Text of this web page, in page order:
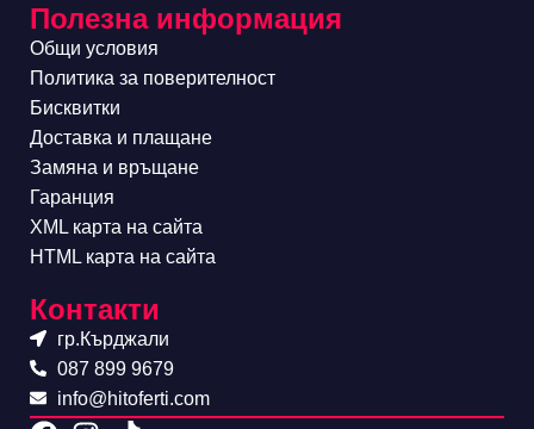
Полезна информация
Общи условия
Политика за поверителност
Бисквитки
Доставка и плащане
Замяна и връщане
Гаранция
XML карта на сайта
HTML карта на сайта
Контакти
гр.Кърджали
087 899 9679
info@hitoferti.com